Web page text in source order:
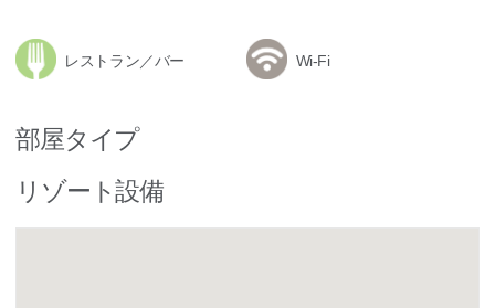
レストラン／バー Wi-Fi
部屋タイプ
リゾート設備